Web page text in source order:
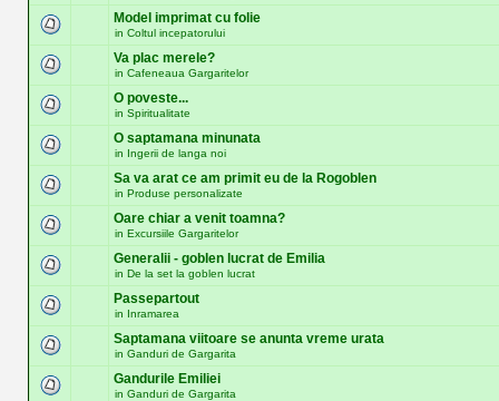
Model imprimat cu folie
in Coltul incepatorului
Va plac merele?
in Cafeneaua Gargaritelor
O poveste...
in Spiritualitate
O saptamana minunata
in Ingerii de langa noi
Sa va arat ce am primit eu de la Rogoblen
in Produse personalizate
Oare chiar a venit toamna?
in Excursiile Gargaritelor
Generalii - goblen lucrat de Emilia
in De la set la goblen lucrat
Passepartout
in Inramarea
Saptamana viitoare se anunta vreme urata
in Ganduri de Gargarita
Gandurile Emiliei
in Ganduri de Gargarita